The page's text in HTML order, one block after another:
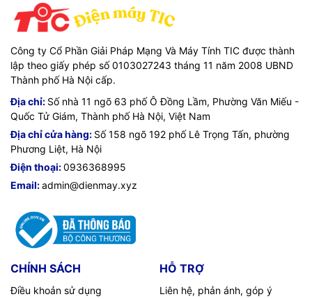
Công ty Cổ Phần Giải Pháp Mạng Và Máy Tính TIC được thành
lập theo giấy phép số 0103027243 tháng 11 năm 2008 UBND
Thành phố Hà Nội cấp.
Địa chỉ: Số nhà 11 ngõ 63 phố Ô Đồng Lầm, Phường Văn Miếu -
Quốc Tử Giám, Thành phố Hà Nội, Việt Nam
Địa chỉ cửa hàng: Số 158 ngõ 192 phố Lê Trọng Tấn, phường
Phương Liệt, Hà Nội
Điện thoại:0936368995
Email:admin@dienmay.xyz
CHÍNH SÁCH
Điều khoản sử dụng
HỖ TRỢ
Liên hệ, phản ánh, góp ý